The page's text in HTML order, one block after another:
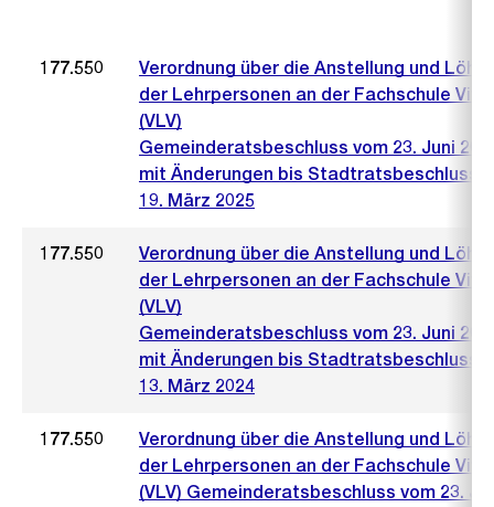
177.550
Verordnung über die Anstellung und
der Lehrpersonen an der Fachschule
(VLV)
Gemeinderatsbeschluss vom 23. Juni
mit Änderungen bis Stadtratsbeschluss
19. März 2025
177.550
Verordnung über die Anstellung und
der Lehrpersonen an der Fachschule
(VLV)
Gemeinderatsbeschluss vom 23. Juni
mit Änderungen bis Stadtratsbeschluss
13. März 2024
177.550
Verordnung über die Anstellung und
der Lehrpersonen an der Fachschule
(VLV) Gemeinderatsbeschluss vom 23.